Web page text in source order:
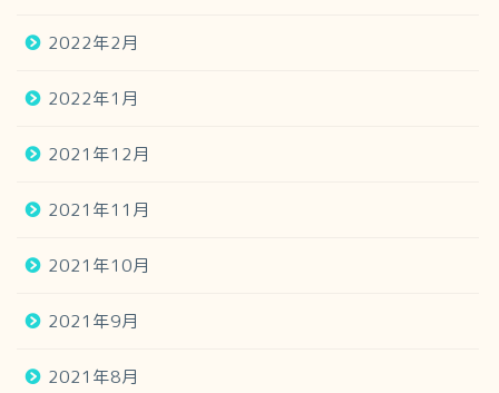
2022年2月
2022年1月
2021年12月
2021年11月
2021年10月
2021年9月
2021年8月